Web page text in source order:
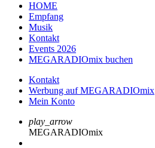
HOME
Empfang
Musik
Kontakt
Events 2026
MEGARADIOmix buchen
Kontakt
Werbung auf MEGARADIOmix
Mein Konto
play_arrow
MEGARADIOmix